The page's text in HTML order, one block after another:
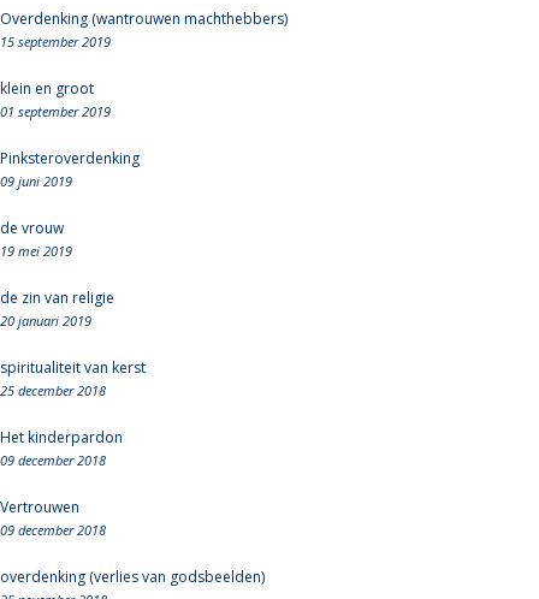
Overdenking (wantrouwen machthebbers)
15 september 2019
klein en groot
01 september 2019
Pinksteroverdenking
09 juni 2019
de vrouw
19 mei 2019
de zin van religie
20 januari 2019
spiritualiteit van kerst
25 december 2018
Het kinderpardon
09 december 2018
Vertrouwen
09 december 2018
overdenking (verlies van godsbeelden)